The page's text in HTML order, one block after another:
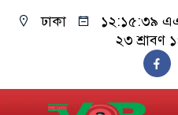
ঢাকা ১২:১৫:৩৯
২৩ শ্রাবণ